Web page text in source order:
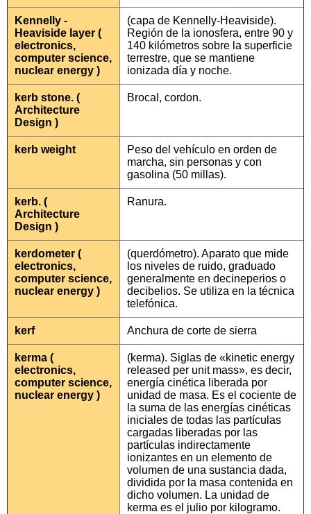
Kennelly -
Heaviside layer (
electronics,
computer science,
nuclear energy )
(capa de Kennelly-Heaviside).
Región de la ionosfera, entre 90 y
140 kilómetros sobre la superficie
terrestre, que se mantiene
ionizada día y noche.
kerb stone. (
Architecture
Design )
Brocal, cordon.
kerb weight
Peso del vehículo en orden de
marcha, sin personas y con
gasolina (50 millas).
kerb. (
Architecture
Design )
Ranura.
kerdometer (
electronics,
computer science,
nuclear energy )
(querdómetro). Aparato que mide
los niveles de ruido, graduado
generalmente en decineperios o
decibelios. Se utiliza en la técnica
telefónica.
kerf Anchura de corte de sierra
kerma (
electronics,
computer science,
nuclear energy )
(kerma). Siglas de «kinetic energy
released per unit mass», es decir,
energía cinética liberada por
unidad de masa. Es el cociente de
la suma de las energías cinéticas
iniciales de todas las partículas
cargadas liberadas por las
partículas indirectamente
ionizantes en un elemento de
volumen de una sustancia dada,
dividida por la masa contenida en
dicho volumen. La unidad de
kerma es el julio por kilogramo.